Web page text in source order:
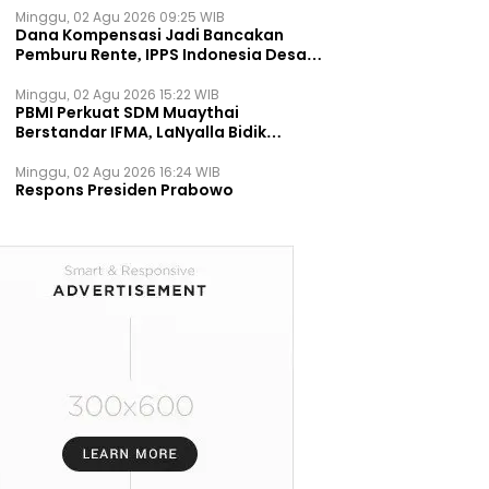
Minggu, 02 Agu 2026 09:25 WIB
Dana Kompensasi Jadi Bancakan
Pemburu Rente, IPPS Indonesia Desak
Permanen
Minggu, 02 Agu 2026 15:22 WIB
PBMI Perkuat SDM Muaythai
Berstandar IFMA, LaNyalla Bidik
Minggu, 02 Agu 2026 16:24 WIB
Respons Presiden Prabowo